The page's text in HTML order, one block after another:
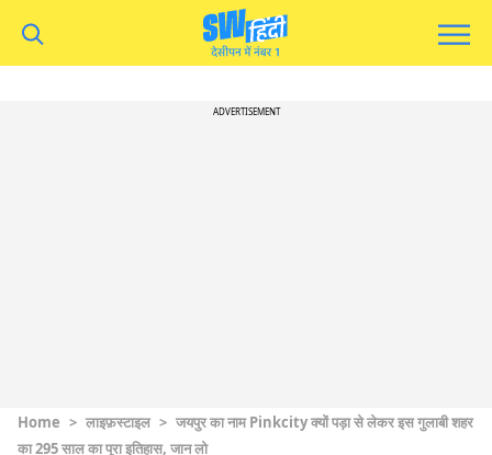
ADVERTISEMENT
Home > लाइफ़स्टाइल > जयपुर का नाम Pinkcity क्यों पड़ा से लेकर इस गुलाबी शहर
का 295 साल का पूरा इतिहास, जान लो